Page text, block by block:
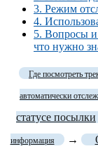
3. Режим
4.
5. Вопросы и
что нужно
Где посмотреть
автоматически
статусе посылки
информация →